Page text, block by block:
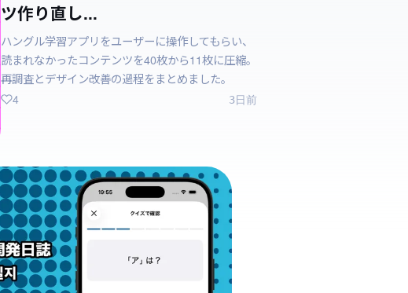
ツ作り直し...
ハングル学習アプリをユーザーに操作してもらい、
読まれなかったコンテンツを40枚から11枚に圧縮。
再調査とデザイン改善の過程をまとめました。
3日前
4